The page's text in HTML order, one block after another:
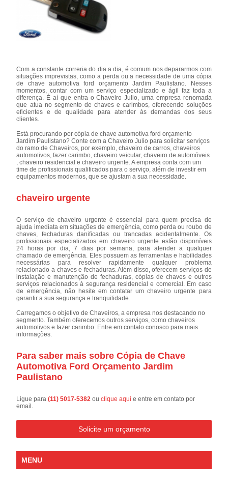
Com a constante correria do dia a dia, é comum nos depararmos com
situações imprevistas, como a perda ou a necessidade de uma cópia
de chave automotiva ford orçamento Jardim Paulistano. Nesses
momentos, contar com um serviço especializado e ágil faz toda a
diferença. É aí que entra o Chaveiro Julio, uma empresa renomada
que atua no segmento de chaves e carimbos, oferecendo soluções
eficientes e de qualidade para atender às demandas dos seus
clientes.
Está procurando por cópia de chave automotiva ford orçamento
Jardim Paulistano? Conte com a Chaveiro Julio para solicitar serviços
do ramo de Chaveiros, por exemplo, chaveiro de carros, chaveiros
automotivos, fazer carimbo, chaveiro veicular, chaveiro de automóveis
, chaveiro residencial e chaveiro urgente. A empresa conta com um
time de profissionais qualificados para o serviço, além de investir em
equipamentos modernos, que se ajustam a sua necessidade.
chaveiro urgente
O serviço de chaveiro urgente é essencial para quem precisa de
ajuda imediata em situações de emergência, como perda ou roubo de
chaves, fechaduras danificadas ou trancadas acidentalmente. Os
profissionais especializados em chaveiro urgente estão disponíveis
24 horas por dia, 7 dias por semana, para atender a qualquer
chamado de emergência. Eles possuem as ferramentas e habilidades
necessárias para resolver rapidamente qualquer problema
relacionado a chaves e fechaduras. Além disso, oferecem serviços de
instalação e manutenção de fechaduras, cópias de chaves e outros
serviços relacionados à segurança residencial e comercial. Em caso
de emergência, não hesite em contatar um chaveiro urgente para
garantir a sua segurança e tranquilidade.
Carregamos o objetivo de Chaveiros, a empresa nos destacando no
segmento. Também oferecemos outros serviços, como chaveiros
automotivos e fazer carimbo. Entre em contato conosco para mais
informações.
Para saber mais sobre Cópia de Chave
Automotiva Ford Orçamento Jardim
Paulistano
Ligue para(11) 5017-5382ouclique aqui e entre em contato por
email.
Solicite um orçamento
MENU